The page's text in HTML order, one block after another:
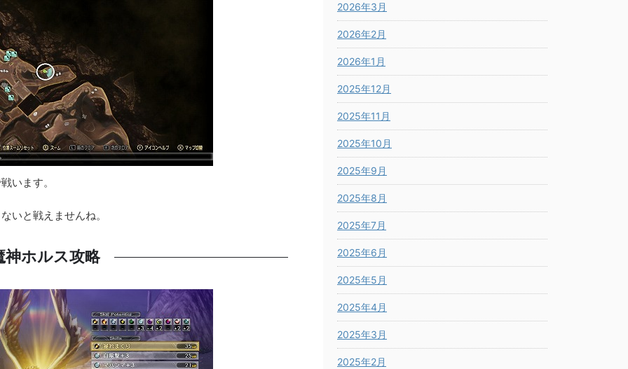
います。
いと戦えませんね。
神ホルス攻略
2026年3月
2026年2月
2026年1月
2025年12月
2025年11月
2025年10月
2025年9月
2025年8月
2025年7月
2025年6月
2025年5月
2025年4月
2025年3月
2025年2月